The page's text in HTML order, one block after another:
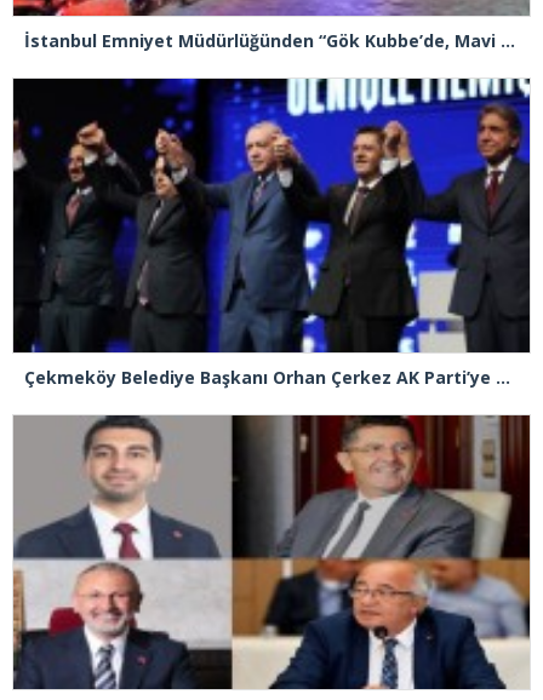
İstanbul Emniyet Müdürlüğünden “Gök Kubbe’de, Mavi Vatan’da, Şanlı Topraklarda: İstanbul Emniyeti Her Yerde” paylaşımı
Çekmeköy Belediye Başkanı Orhan Çerkez AK Parti’ye katıldı